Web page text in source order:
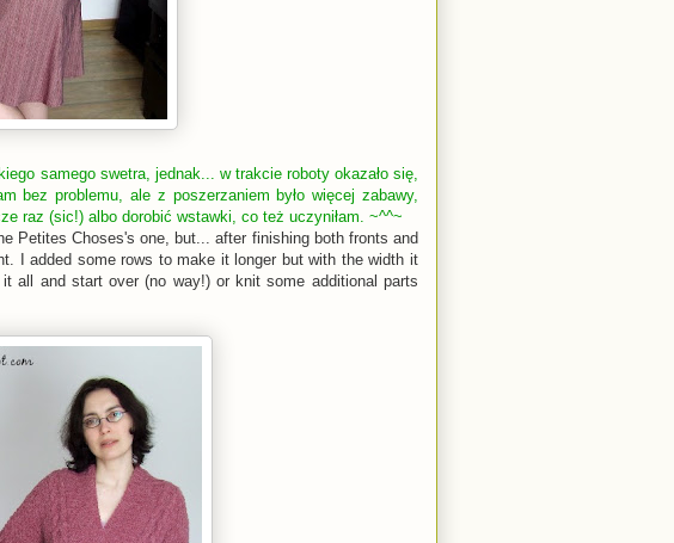
samego swetra, jednak... w trakcie roboty okazało się,
bez problemu, ale z poszerzaniem było więcej zabawy,
raz (sic!) albo dorobić wstawki, co też uczyniłam. ~^^~
Petites Choses's one, but... after finishing both fronts and
I added some rows to make it longer but with the width it
all and start over (no way!) or knit some additional parts